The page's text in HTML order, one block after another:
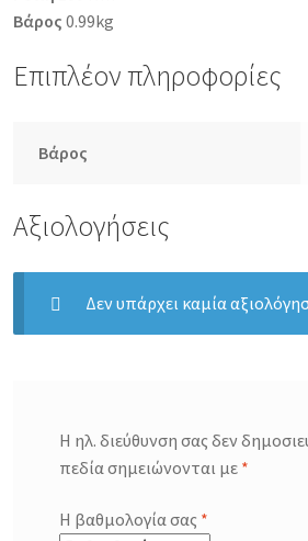
Βάρος 0.99kg
Επιπλέον πληροφορίες
Βάρος
Αξιολογήσεις
Δεν υπάρχει καμία
Η ηλ. διεύθυνση σας δεν
πεδία σημειώνονται με *
Η βαθμολογία σας *